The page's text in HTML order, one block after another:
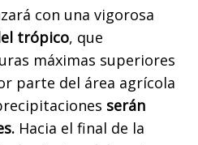
con una vigorosa
trópico, que
máximas superiores
parte del área agrícola
serán
Hacia el final de la